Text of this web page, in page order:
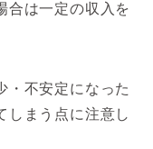
合は一定の収入を
・不安定になった
しまう点に注意し